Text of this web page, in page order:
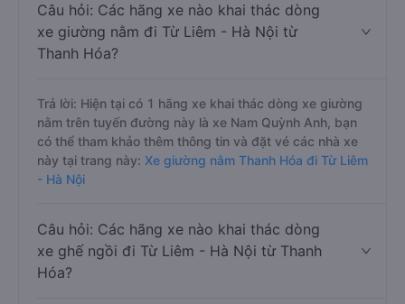
Câu hỏi: Các hãng xe nào khai thác dòng
xe giường nằm đi Từ Liêm - Hà Nội từ
Thanh Hóa?
Trả lời: Hiện tại có 1 hãng xe khai thác dòng xe giường
nằm trên tuyến đường này là xe Nam Quỳnh Anh, bạn
có thể tham khảo thêm thông tin và đặt vé các nhà xe
này tại trang này: Xe giường nằm Thanh Hóa đi Từ Liêm
- Hà Nội
Câu hỏi: Các hãng xe nào khai thác dòng
xe ghế ngồi đi Từ Liêm - Hà Nội từ Thanh
Hóa?